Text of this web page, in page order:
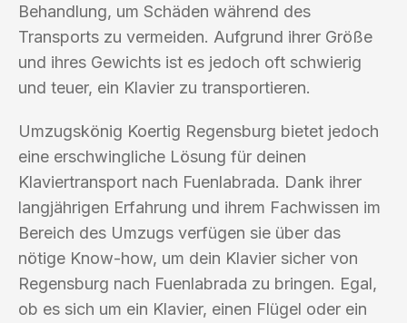
Behandlung, um Schäden während des
Transports zu vermeiden. Aufgrund ihrer Größe
und ihres Gewichts ist es jedoch oft schwierig
und teuer, ein Klavier zu transportieren.
Umzugskönig Koertig Regensburg bietet jedoch
eine erschwingliche Lösung für deinen
Klaviertransport nach Fuenlabrada. Dank ihrer
langjährigen Erfahrung und ihrem Fachwissen im
Bereich des Umzugs verfügen sie über das
nötige Know-how, um dein Klavier sicher von
Regensburg nach Fuenlabrada zu bringen. Egal,
ob es sich um ein Klavier, einen Flügel oder ein